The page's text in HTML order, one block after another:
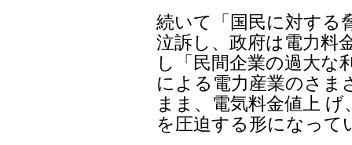
続いて「国民に対する
泣訴し、政府は電力料
し「民間企業の過大な
による電力産業のさま
まま、電気料金値上
を圧迫する形になって